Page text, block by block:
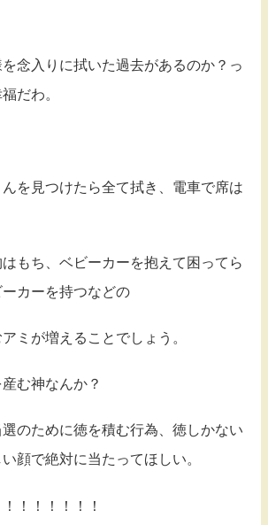
念入りに拭いた過去があるのか？っ
だわ。
を見つけたら全て拭き、電車で席は
もち、ベビーカーを抱えて困ってら
カーを持つなどの
ミが増えることでしょう。
む神なんか？
のために徳を積む行為、徳しかない
顔で絶対に当たってほしい。
！！！！！！